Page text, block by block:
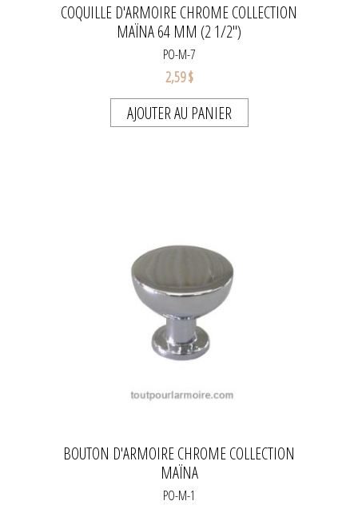
COQUILLE D'ARMOIRE CHROME COLLECTION
MAÏNA 64 MM (2 1/2")
PO-M-7
2,59 $
AJOUTER AU PANIER
BOUTON D'ARMOIRE CHROME COLLECTION
MAÏNA
PO-M-1